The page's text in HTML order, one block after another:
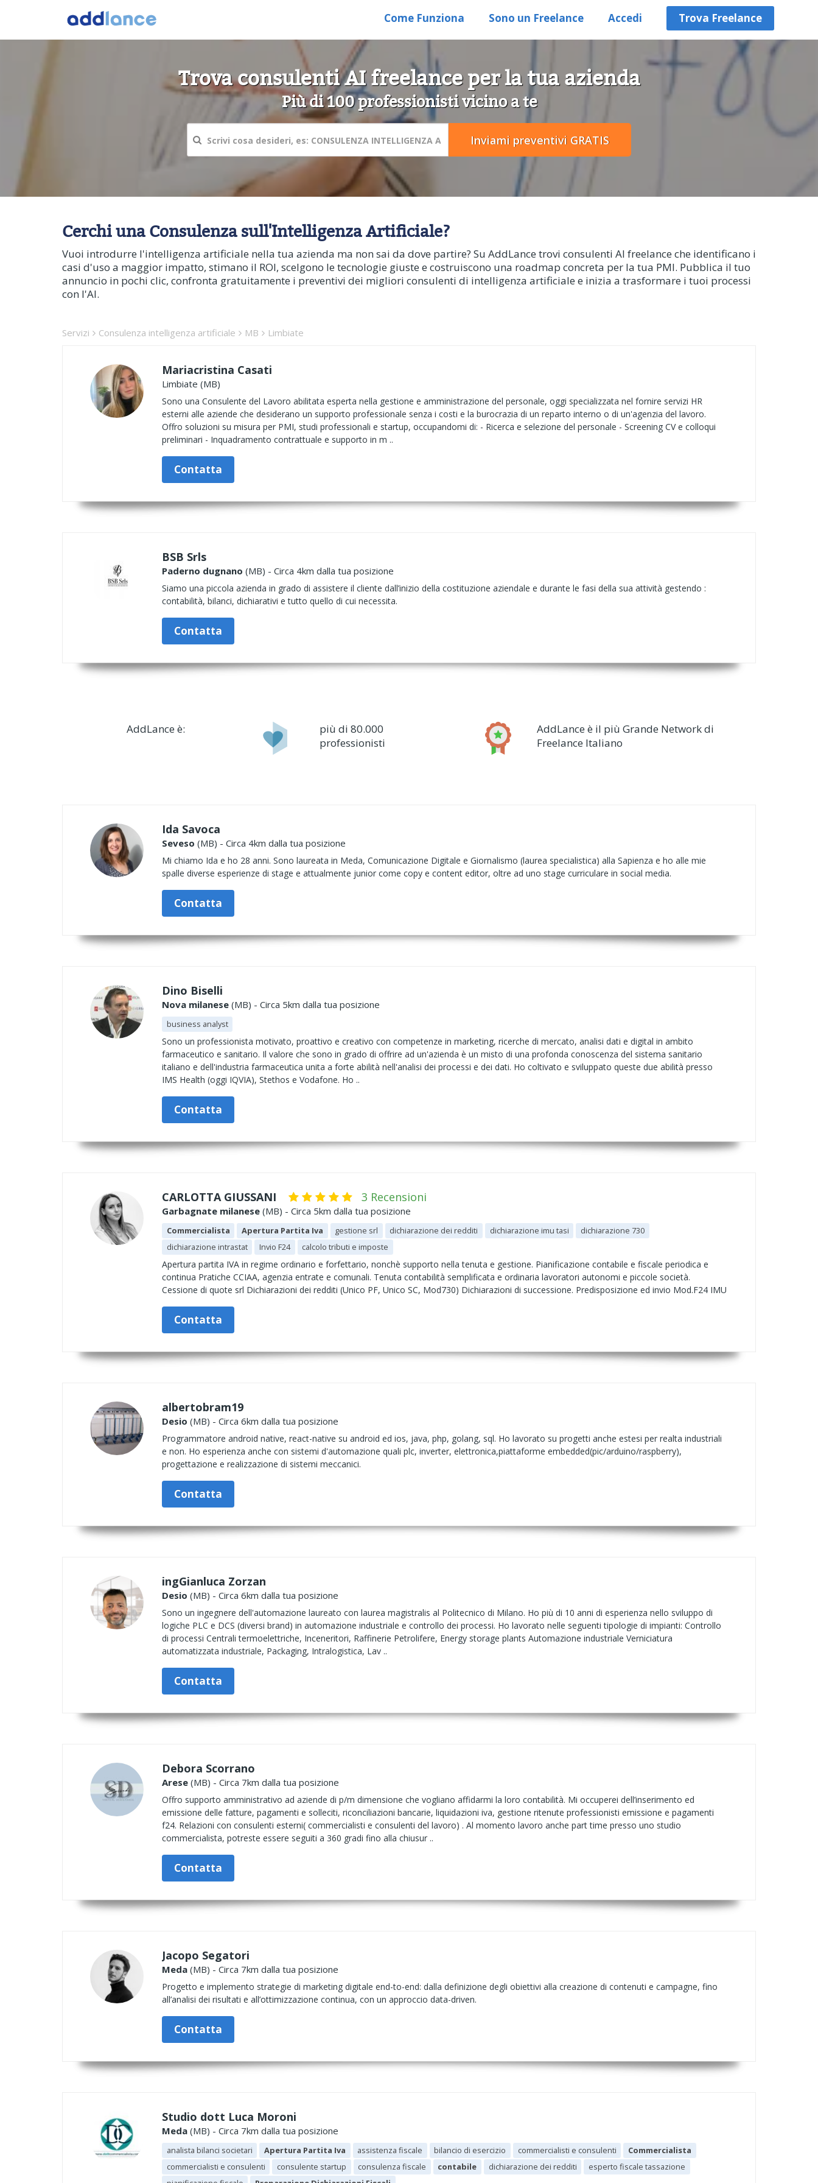
Come Funziona Sono un Freelance Accedi Trova Freelance
Trova consulenti AI freelance per la tua azienda
Più di 100 professionisti vicino a te
Cerchi una Consulenza sull'Intelligenza Artificiale?
Vuoi introdurre l'intelligenza artificiale nella tua azienda ma non sai da dove partire? Su AddLance trovi consulenti AI freelance che identificano i
casi d'uso a maggior impatto, stimano il ROI, scelgono le tecnologie giuste e costruiscono una roadmap concreta per la tua PMI. Pubblica il tuo
annuncio in pochi clic, confronta gratuitamente i preventivi dei migliori consulenti di intelligenza artificiale e inizia a trasformare i tuoi processi
con l'AI.
Servizi Consulenza intelligenza artificiale MB Limbiate
Mariacristina Casati
Limbiate (MB)
Sono una Consulente del Lavoro abilitata esperta nella gestione e amministrazione del personale, oggi specializzata nel fornire servizi HR
esterni alle aziende che desiderano un supporto professionale senza i costi e la burocrazia di un reparto interno o di un'agenzia del lavoro.
Offro soluzioni su misura per PMI, studi professionali e startup, occupandomi di: - Ricerca e selezione del personale - Screening CV e colloqui
preliminari - Inquadramento contrattuale e supporto in m ..
Contatta
BSB Srls
Paderno dugnano (MB) - Circa 4km dalla tua posizione
Siamo una piccola azienda in grado di assistere il cliente dall’inizio della costituzione aziendale e durante le fasi della sua attività gestendo :
contabilità, bilanci, dichiarativi e tutto quello di cui necessita.
Contatta
AddLance è:
più di 80.000
professionisti
AddLance è il più Grande Network di
Freelance Italiano
Ida Savoca
Seveso (MB) - Circa 4km dalla tua posizione
Mi chiamo Ida e ho 28 anni. Sono laureata in Meda, Comunicazione Digitale e Giornalismo (laurea specialistica) alla Sapienza e ho alle mie
spalle diverse esperienze di stage e attualmente junior come copy e content editor, oltre ad uno stage curriculare in social media.
Contatta
Dino Biselli
Nova milanese (MB) - Circa 5km dalla tua posizione
business analyst
Sono un professionista motivato, proattivo e creativo con competenze in marketing, ricerche di mercato, analisi dati e digital in ambito
farmaceutico e sanitario. Il valore che sono in grado di offrire ad un'azienda è un misto di una profonda conoscenza del sistema sanitario
italiano e dell'industria farmaceutica unita a forte abilità nell'analisi dei processi e dei dati. Ho coltivato e sviluppato queste due abilità presso
IMS Health (oggi IQVIA), Stethos e Vodafone. Ho ..
Contatta
CARLOTTA GIUSSANI 3 Recensioni
Garbagnate milanese (MB) - Circa 5km dalla tua posizione
Commercialista Apertura Partita Iva gestione srl dichiarazione dei redditi dichiarazione imu tasi
dichiarazione 730
dichiarazione intrastat
Invio F24 calcolo tributi e imposte
Apertura partita IVA in regime ordinario e forfettario, nonchè supporto nella tenuta e gestione. Pianificazione contabile e fiscale periodica e
continua Pratiche CCIAA, agenzia entrate e comunali. Tenuta contabilità semplificata e ordinaria lavoratori autonomi e piccole società.
Cessione di quote srl Dichiarazioni dei redditi (Unico PF, Unico SC, Mod730) Dichiarazioni di successione. Predisposizione ed invio Mod.F24 IMU
Contatta
albertobram19
Desio (MB) - Circa 6km dalla tua posizione
Programmatore android native, react-native su android ed ios, java, php, golang, sql. Ho lavorato su progetti anche estesi per realta industriali
e non. Ho esperienza anche con sistemi d'automazione quali plc, inverter, elettronica,piattaforme embedded(pic/arduino/raspberry),
progettazione e realizzazione di sistemi meccanici.
Contatta
ingGianluca Zorzan
Desio (MB) - Circa 6km dalla tua posizione
Sono un ingegnere dell'automazione laureato con laurea magistralis al Politecnico di Milano. Ho più di 10 anni di esperienza nello sviluppo di
logiche PLC e DCS (diversi brand) in automazione industriale e controllo dei processi. Ho lavorato nelle seguenti tipologie di impianti: Controllo
di processi Centrali termoelettriche, Inceneritori, Raffinerie Petrolifere, Energy storage plants Automazione industriale Verniciatura
automatizzata industriale, Packaging, Intralogistica, Lav ..
Contatta
Debora Scorrano
Arese (MB) - Circa 7km dalla tua posizione
Offro supporto amministrativo ad aziende di p/m dimensione che vogliano affidarmi la loro contabilità. Mi occuperei dell’inserimento ed
emissione delle fatture, pagamenti e solleciti, riconciliazioni bancarie, liquidazioni iva, gestione ritenute professionisti emissione e pagamenti
f24. Relazioni con consulenti esterni( commercialisti e consulenti del lavoro) . Al momento lavoro anche part time presso uno studio
commercialista, potreste essere seguiti a 360 gradi fino alla chiusur ..
Contatta
Jacopo Segatori
Meda (MB) - Circa 7km dalla tua posizione
Progetto e implemento strategie di marketing digitale end-to-end: dalla definizione degli obiettivi alla creazione di contenuti e campagne, fino
all’analisi dei risultati e all’ottimizzazione continua, con un approccio data-driven.
Contatta
Studio dott Luca Moroni
Meda (MB) - Circa 7km dalla tua posizione
analista bilanci societari Apertura Partita Iva assistenza fiscale bilancio di esercizio commercialisti e consulenti
Commercialista
commercialisti e consulenti
consulente startup consulenza fiscale contabile dichiarazione dei redditi
esperto fiscale tassazione